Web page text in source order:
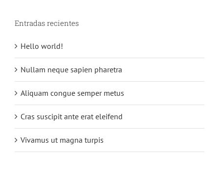
Entradas recientes
Hello world!
Nullam neque sapien pharetra
Aliquam congue semper metus
Cras suscipit ante erat eleifend
Vivamus ut magna turpis